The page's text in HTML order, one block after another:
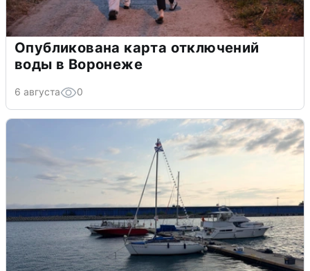
Опубликована карта отключений
воды в Воронеже
6 августа 0